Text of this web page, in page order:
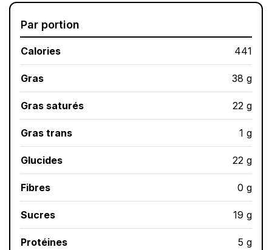
Par portion
Calories 441
Gras 38 g
Gras saturés 22 g
Gras trans 1 g
Glucides 22 g
Fibres 0 g
Sucres 19 g
Protéines 5 g